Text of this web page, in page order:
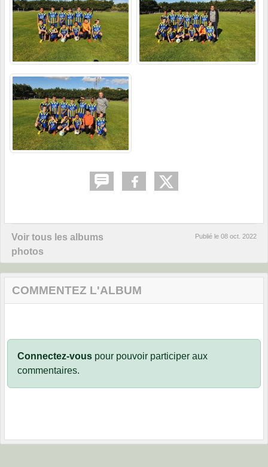
Voir tous les albums
photos
Publié le 08 oct. 2022
COMMENTEZ L'ALBUM
Connectez-vous pour pouvoir participer aux
commentaires.